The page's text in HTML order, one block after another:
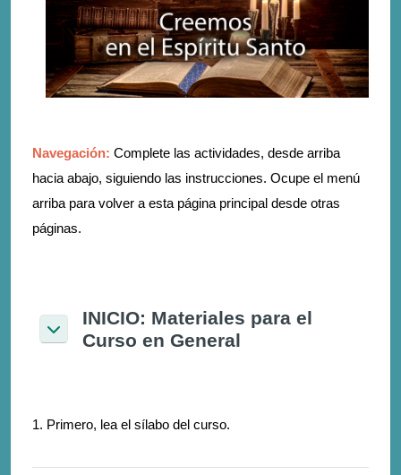
Navegación: Complete las actividades, desde arriba
hacia abajo, siguiendo las instrucciones. Ocupe el menú
arriba para volver a esta página principal desde otras
páginas.
Colapsar
INICIO: Materiales para el
Curso en General
1. Primero, lea el sílabo del curso.